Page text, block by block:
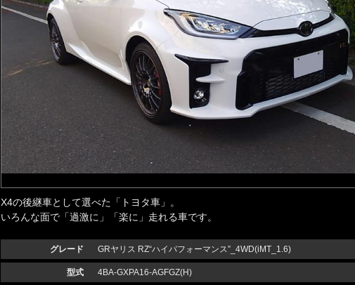
X4の後継車として選べた「トヨタ車」。
いろんな面で「過激に」「楽に」走れる車です。
グレード GRヤリス RZ“ハイパフォーマンス”_4WD(iMT_1.6)
型式 4BA-GXPA16-AGFGZ(H)